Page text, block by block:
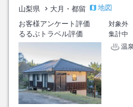
山梨県 大月・都留
地図
お客様アンケート評価
対象外
るるぶトラベル評価
集計中
温泉